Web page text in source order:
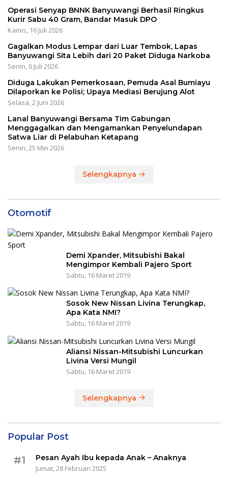
Operasi Senyap BNNK Banyuwangi Berhasil Ringkus
Kurir Sabu 40 Gram, Bandar Masuk DPO
Kamis, 16 Juli 2026
Gagalkan Modus Lempar dari Luar Tembok, Lapas
Banyuwangi Sita Lebih dari 20 Paket Diduga Narkoba
Senin, 6 Juli 2026
Diduga Lakukan Pemerkosaan, Pemuda Asal Bumiayu
Dilaporkan ke Polisi; Upaya Mediasi Berujung Alot
Selasa, 2 Juni 2026
Lanal Banyuwangi Bersama Tim Gabungan
Menggagalkan dan Mengamankan Penyelundapan
Satwa Liar di Pelabuhan Ketapang
Senin, 25 Mei 2026
Selengkapnya
Otomotif
Demi Xpander, Mitsubishi Bakal
Mengimpor Kembali Pajero Sport
Sabtu, 16 Maret 2019
Sosok New Nissan Livina Terungkap,
Apa Kata NMI?
Sabtu, 16 Maret 2019
Aliansi Nissan-Mitsubishi Luncurkan
Livina Versi Mungil
Sabtu, 16 Maret 2019
Selengkapnya
Popular Post
#1
Pesan Ayah Ibu kepada Anak – Anaknya
Jumat, 28 Februari 2025